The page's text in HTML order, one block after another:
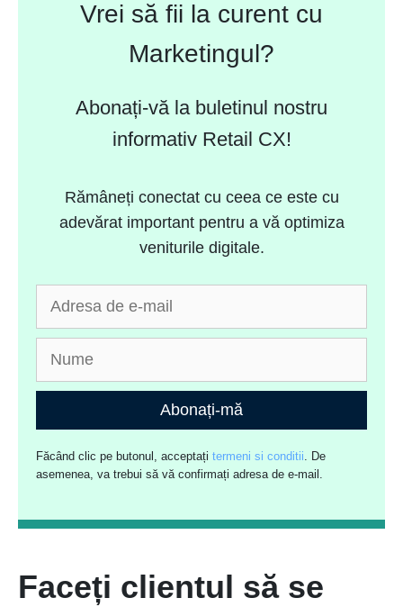
Vrei să fii la curent cu
Marketingul?
Abonați-vă la buletinul nostru
informativ Retail CX!
Rămâneți conectat cu ceea ce este cu
adevărat important pentru a vă optimiza
veniturile digitale.
Abonați-mă
Făcând clic pe butonul, acceptațitermeni si conditii. De
asemenea, va trebui să vă confirmați adresa de e-mail.
Faceți clientul să se